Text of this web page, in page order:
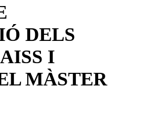
DELS
I
MÀSTER